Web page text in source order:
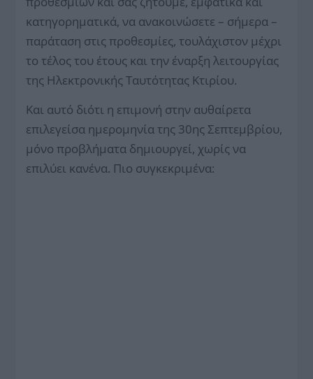
κατηγορηματικά, να ανακοινώσετε – σήμερα –
παράταση στις προθεσμίες, τουλάχιστον μέχρι
το τέλος του έτους και την έναρξη λειτουργίας
της Ηλεκτρονικής Ταυτότητας Κτιρίου.
Και αυτό διότι η επιμονή στην αυθαίρετα
επιλεγείσα ημερομηνία της 30ης Σεπτεμβρίου,
μόνο προβλήματα δημιουργεί, χωρίς να
επιλύει κανένα. Πιο συγκεκριμένα: